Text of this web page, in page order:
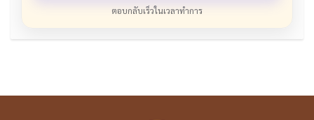
ตอบกลับเร็วในเวลาทำการ